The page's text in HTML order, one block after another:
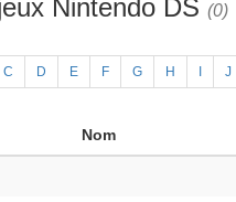
Nintendo DS (0)
C D E F G H J
Nom